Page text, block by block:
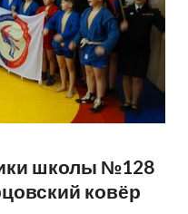
школы №128
ковёр